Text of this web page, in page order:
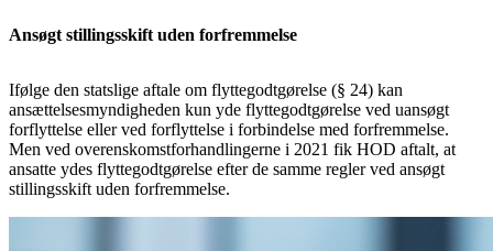
Ansøgt stillingsskift uden forfremmelse
Ifølge den statslige aftale om flyttegodtgørelse (§ 24) kan
ansættelsesmyndigheden kun yde flyttegodtgørelse ved uansøgt
forflyttelse eller ved forflyttelse i forbindelse med forfremmelse.
Men ved overenskomstforhandlingerne i 2021 fik HOD aftalt, at
ansatte ydes flyttegodtgørelse efter de samme regler ved ansøgt
stillingsskift uden forfremmelse.